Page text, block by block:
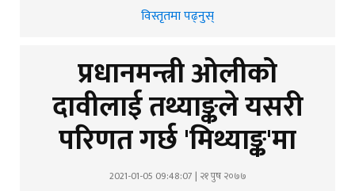
विस्तृतमा पढ्नुस्
प्रधानमन्त्री ओलीको
दावीलाई तथ्याङ्कले यसरी
परिणत गर्छ 'मिथ्याङ्क'मा
2021-01-05 09:48:07 | २१ पुष २०७७